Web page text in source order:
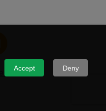
Accept Deny